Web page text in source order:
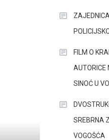
FILM O
AUTORICE
SINOĆ U
SREBRNA
VOGOŠĆA